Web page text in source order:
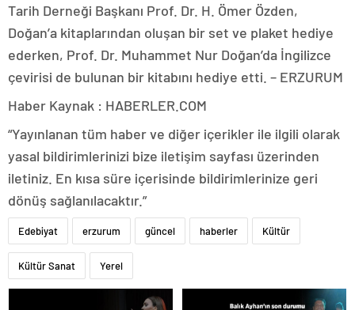
Tarih Derneği Başkanı Prof. Dr. H. Ömer Özden,
Doğan’a kitaplarından oluşan bir set ve plaket hediye
ederken, Prof. Dr. Muhammet Nur Doğan’da İngilizce
çevirisi de bulunan bir kitabını hediye etti. – ERZURUM
Haber Kaynak : HABERLER.COM
“Yayınlanan tüm haber ve diğer içerikler ile ilgili olarak
yasal bildirimlerinizi bize iletişim sayfası üzerinden
iletiniz. En kısa süre içerisinde bildirimlerinize geri
dönüş sağlanılacaktır.”
Edebiyat erzurum güncel haberler Kültür
Kültür Sanat Yerel